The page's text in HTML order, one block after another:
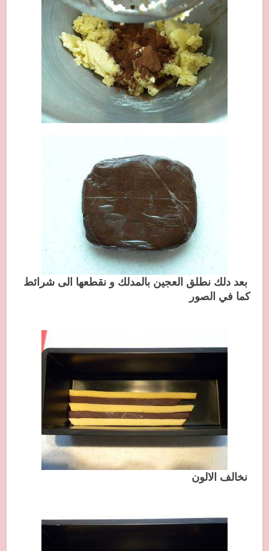
بعد دلك نطلق العجين بالمدلك و نقطعها الى شرائط
كما في الصور
نخالف الالون